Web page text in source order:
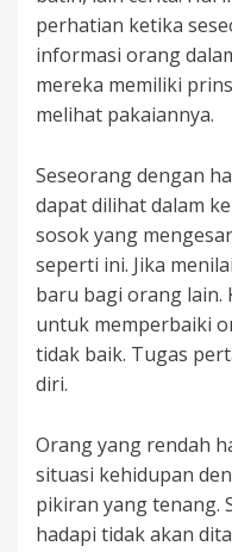
perhatian ketika
informasi orang
mereka memiliki
melihat pakaiannya.
Seseorang dengan
dapat dilihat dalam
sosok yang
seperti ini. Jika
baru bagi orang lain.
untuk memperbaiki
tidak baik. Tugas
diri.
Orang yang rendah
situasi kehidupan
pikiran yang tenang.
hadapi tidak akan